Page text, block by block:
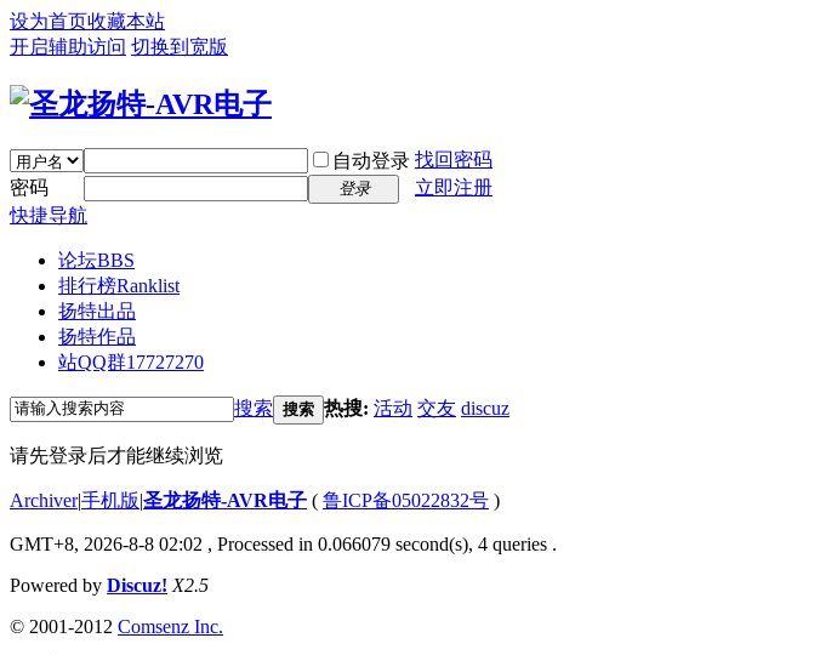
设为首页收藏本站
开启辅助访问 切换到宽版
自动登录 找回密码
密码
登录
立即注册
快捷导航
论坛BBS
排行榜Ranklist
扬特出品
扬特作品
站QQ群17727270
搜索 搜索 热搜: 活动 交友 discuz
请先登录后才能继续浏览
Archiver|手机版|圣龙扬特-AVR电子 ( 鲁ICP备05022832号 )
GMT+8, 2026-8-8 02:02 , Processed in 0.066079 second(s), 4 queries .
Powered by Discuz! X2.5
© 2001-2012 Comsenz Inc.